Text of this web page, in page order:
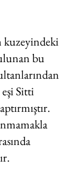
bu
Sitti